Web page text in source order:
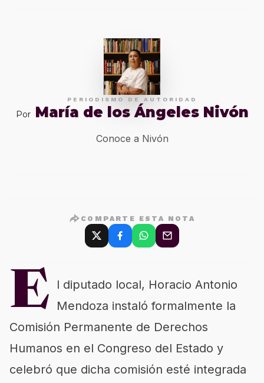
PERIODISMO DE AUTORIDAD
Por María de los Ángeles Nivón
Conoce a Nivón
COMPARTE ESTA NOTA
E
l diputado local, Horacio Antonio
Mendoza instaló formalmente la
Comisión Permanente de Derechos
Humanos en el Congreso del Estado y
celebró que dicha comisión esté integrada